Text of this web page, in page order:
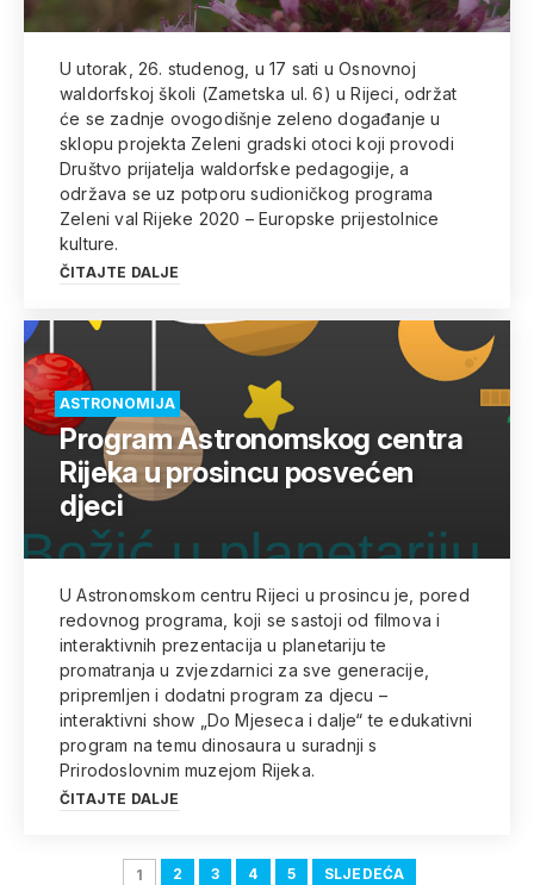
U utorak, 26. studenog, u 17 sati u Osnovnoj
waldorfskoj školi (Zametska ul. 6) u Rijeci, održat
će se zadnje ovogodišnje zeleno događanje u
sklopu projekta Zeleni gradski otoci koji provodi
Društvo prijatelja waldorfske pedagogije, a
održava se uz potporu sudioničkog programa
Zeleni val Rijeke 2020 – Europske prijestolnice
kulture.
ČITAJTE DALJE
ASTRONOMIJA
Program Astronomskog centra
Rijeka u prosincu posvećen
djeci
U Astronomskom centru Rijeci u prosincu je, pored
redovnog programa, koji se sastoji od filmova i
interaktivnih prezentacija u planetariju te
promatranja u zvjezdarnici za sve generacije,
pripremljen i dodatni program za djecu –
interaktivni show „Do Mjeseca i dalje“ te edukativni
program na temu dinosaura u suradnji s
Prirodoslovnim muzejom Rijeka.
ČITAJTE DALJE
1 2 3 4 5 SLJEDEĆA